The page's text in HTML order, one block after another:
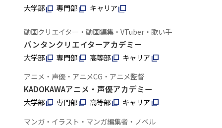
大学部 専門部 キャリア
動画クリエイター・動画編集・VTuber・歌い手
バンタンクリエイターアカデミー
大学部 専門部 高等部
キャリア
アニメ・声優・アニメCG・アニメ監督
KADOKAWAアニメ・声優アカデミー
大学部 専門部 高等部
キャリア
マンガ・イラスト・マンガ編集者・ノベル